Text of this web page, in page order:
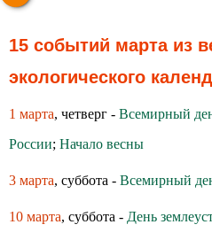
15 событий марта из
экологического
1 марта, четверг - Всемирный
России; Начало весны
3 марта, суббота - Всемирный
10 марта, суббота - День